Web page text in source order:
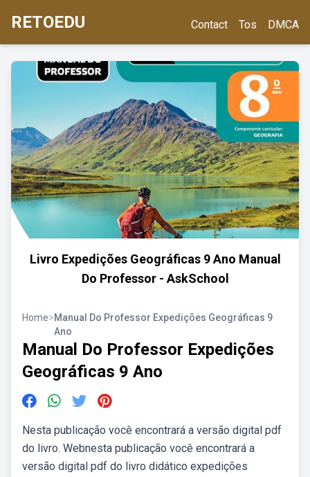
RETOEDU Contact Tos DMCA
Livro Expedições Geográficas 9 Ano Manual
Do Professor - AskSchool
Home>Manual Do Professor Expedições Geográficas 9
Ano
Manual Do Professor Expedições
Geográficas 9 Ano
Nesta publicação você encontrará a versão digital pdf
do livro. Webnesta publicação você encontrará a
versão digital pdf do livro didático expedições